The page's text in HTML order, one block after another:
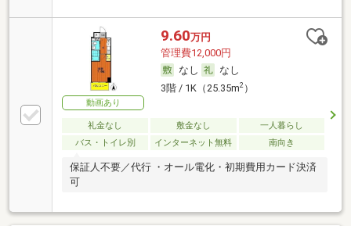
動画あり
9.60万円
管理費12,000円
なし
なし
3階 / 1K（25.35m2）
礼金なし 敷金なし
一人暮らし
バス・トイレ別
インターネット無料 南向き
保証人不要／代行 ・オール電化・初期費用カード決済
可